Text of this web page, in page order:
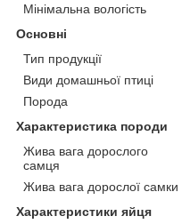
Мінімальна вологість
Основні
Тип продукції
Види домашньої птиці
Порода
Характеристика породи
Жива вага дорослого
самця
Жива вага дорослої самки
Характеристики яйця